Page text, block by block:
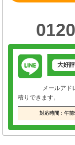
大好評
メールアド
積りできます。
対応時間：午